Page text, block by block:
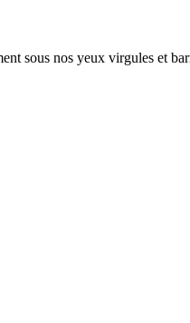
sous nos yeux virgules et